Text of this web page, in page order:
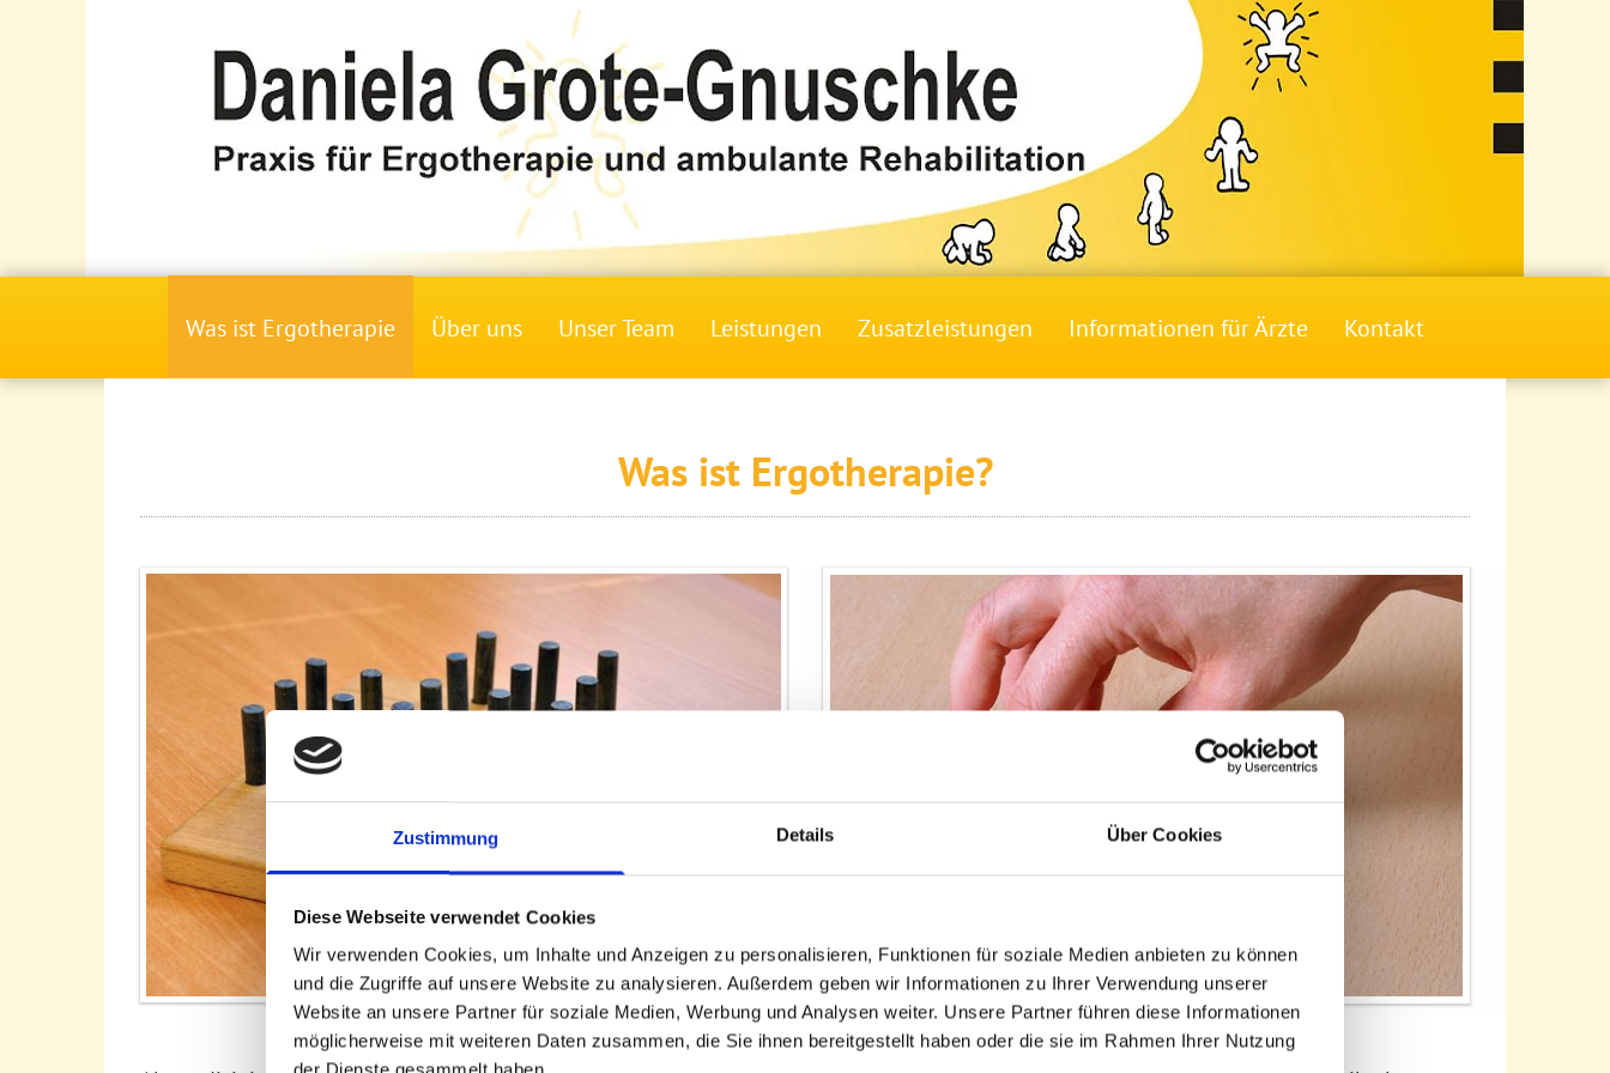
Zustimmung Details Über Cookies
Diese Webseite verwendet Cookies
Wir verwenden Cookies, um Inhalte und Anzeigen zu personalisieren, Funktionen für soziale Medien anbieten zu können
und die Zugriffe auf unsere Website zu analysieren. Außerdem geben wir Informationen zu Ihrer Verwendung unserer
Website an unsere Partner für soziale Medien, Werbung und Analysen weiter. Unsere Partner führen diese Informationen
möglicherweise mit weiteren Daten zusammen, die Sie ihnen bereitgestellt haben oder die sie im Rahmen Ihrer Nutzung
Was ist Ergotherapie Über uns Unser Team Leistungen Zusatzleistungen Informationen für Ärzte Kontakt
Was ist Ergotherapie?